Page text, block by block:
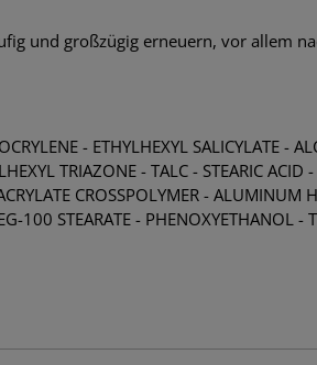
und großzügig erneuern, vor allem
- ETHYLHEXYL SALICYLATE -
TRIAZONE - TALC - STEARIC ACID
CROSSPOLYMER -
100 STEARATE - PHENOXYETHANOL